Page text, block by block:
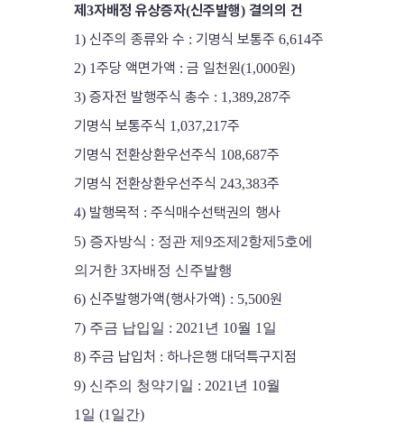
제 3자배정 유상증자(신주발행) 결의의 건
1) 신주의 종류와 수 : 기명식 보통주 6,614주
2) 1주당 액면가액 : 금 일천원(1,000원)
3) 증자전 발행주식 총수 : 1,389,287주
기명식 보통주식 1,037,217주
기명식 전환상환우선주식 108,687주
기명식 전환상환우선주식 243,383주
4) 발행목적 : 주식매수선택권의 행사
5) 증자방식 : 정관 제 9조제 2항제 5호에
의거한 3자배정 신주발행
6) 신주발행가액(행사가액) : 5,500원
7) 주금 납입일 : 2021 년 10월 1 일
8) 주금 납입처 : 하나은행 대덕특구지점
9) 신주의 청약기일 : 2021 년 10월
1 일 (1 일간)